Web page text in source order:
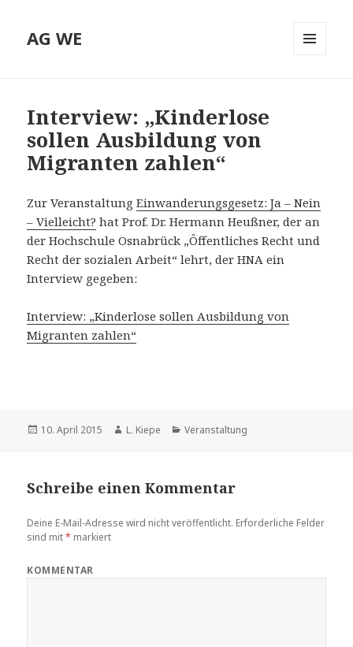
AG WE
Interview: „Kinderlose
sollen Ausbildung von
Migranten zahlen“
Zur VeranstaltungEinwanderungsgesetz: Ja – Nein
– Vielleicht? hat Prof. Dr. Hermann Heußner, der an
der Hochschule Osnabrück „Öffentliches Recht und
Recht der sozialen Arbeit“ lehrt, der HNA ein
Interview gegeben:
Interview: „Kinderlose sollen Ausbildung von
Migranten zahlen“
Veröffentlicht
10. April 2015 Autor
L. Kiepe Kategorien
Veranstaltung
Schreibe einen Kommentar
Deine E-Mail-Adresse wird nicht veröffentlicht. Erforderliche Felder
sind mit* markiert
KOMMENTAR